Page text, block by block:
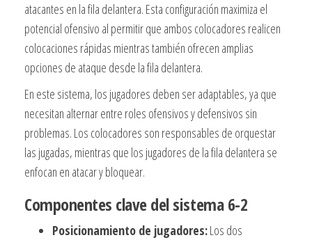
atacantes en la fila delantera. Esta configuración maximiza el
potencial ofensivo al permitir que ambos colocadores realicen
colocaciones rápidas mientras también ofrecen amplias
opciones de ataque desde la fila delantera.
En este sistema, los jugadores deben ser adaptables, ya que
necesitan alternar entre roles ofensivos y defensivos sin
problemas. Los colocadores son responsables de orquestar
las jugadas, mientras que los jugadores de la fila delantera se
enfocan en atacar y bloquear.
Componentes clave del sistema 6-2
Posicionamiento de jugadores:Los dos